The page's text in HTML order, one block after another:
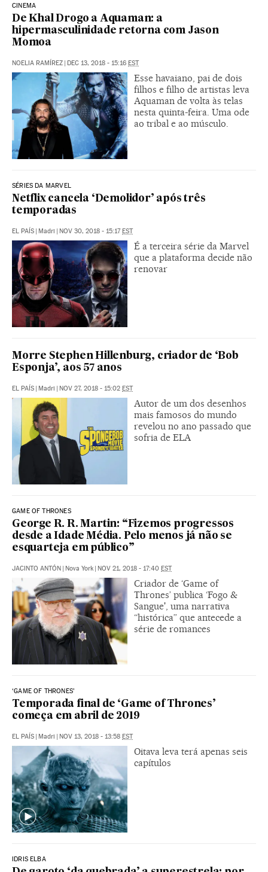
CINEMA
De Khal Drogo a Aquaman: a
hipermasculinidade retorna com Jason
Momoa
NOELIA RAMÍREZ | DEC 13, 2018 - 15:16 EST
Esse havaiano, pai de dois
filhos e filho de artistas leva
Aquaman de volta às telas
nesta quinta-feira. Uma ode
ao tribal e ao músculo.
SÉRIES DA MARVEL
Netflix cancela ‘Demolidor’ após três
temporadas
EL PAÍS | Madri | NOV 30, 2018 - 15:17EST
É a terceira série da Marvel
que a plataforma decide não
renovar
Morre Stephen Hillenburg, criador de ‘Bob
Esponja’, aos 57 anos
EL PAÍS | Madri | NOV 27, 2018 - 15:02 EST
Autor de um dos desenhos
mais famosos do mundo
revelou no ano passado que
sofria de ELA
GAME OF THRONES
George R. R. Martin: “Fizemos progressos
desde a Idade Média. Pelo menos já não se
esquarteja em público”
JACINTO ANTÓN | Nova York | NOV 21, 2018 - 17:40 EST
Criador de ‘Game of
Thrones’ publica ‘Fogo &
Sangue', uma narrativa
“histórica” que antecede a
série de romances
‘GAME OF THRONES’
Temporada final de ‘Game of Thrones’
começa em abril de 2019
EL PAÍS | Madri | NOV 13, 2018 - 13:58 EST
Oitava leva terá apenas seis
capítulos
IDRIS ELBA